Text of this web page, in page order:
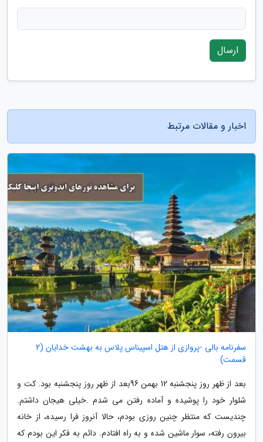
ارسال
اخبار و مقالات مرتبط
سفرنامه بالی -پروازی از هتل اسپیناس پلاس به بهشت خدایان (2
قسمت)
بعد از ظهر روز پنجشنبه 12 بهمن 96بعد از ظهر روز پنجشنبه بود. کت و
شلوار خود را پوشیده و آماده رفتن می شدم .خیلی هیجان داشتم.
چندیست که منتظر چنین روزی بودم، حالا آنروز فرا رسیده، از خانه
بیرون رفته، سوار ماشین شده و به راه افتادم. دائم به فکر این بودم که